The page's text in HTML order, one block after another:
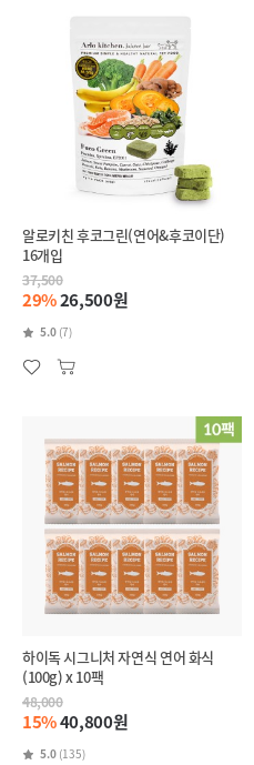
알로키친 후코그린(연어&후코이단)
16개입
37,500
29%26,500원
5.0 (7)
하이독 시그니처 자연식 연어 화식
(100g) x 10팩
48,000
15%40,800원
5.0 (135)